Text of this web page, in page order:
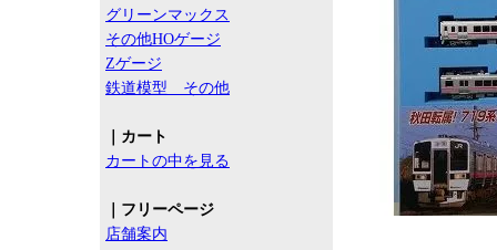
グリーンマックス
その他HOゲージ
Zゲージ
鉄道模型 その他
｜カート
カートの中を見る
｜フリーページ
店舗案内